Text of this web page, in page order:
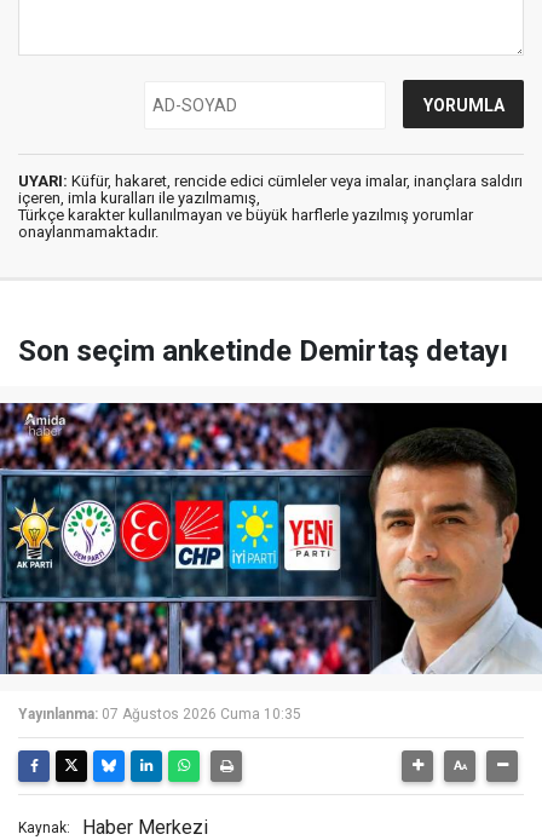
UYARI: Küfür, hakaret, rencide edici cümleler veya imalar, inançlara saldırı
içeren, imla kuralları ile yazılmamış,
Türkçe karakter kullanılmayan ve büyük harflerle yazılmış yorumlar
onaylanmamaktadır.
Son seçim anketinde Demirtaş detayı
Yayınlanma: 07 Ağustos 2026 Cuma 10:35
Kaynak: Haber Merkezi